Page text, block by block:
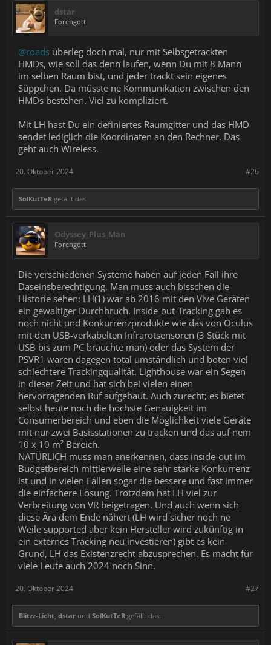
dstar
Forengott
@roads überleg doch mal, nur mit Selbsgetrackten
HMDs, wie soll das denn laufen, wenn Du mit 8 Mann
im selben Raum bist, und jeder trackt sein eigenes
Süppchen. Da müsste ne Kommunikation zwischen den
HMDs bestehen. Viel zu kompliziert.
Mit LH hast Du ein definiertes Raumgitter und das HMD
sendet lediglich die Koordinaten an den Rechner. Das
geht auch Wireless.
#26
20. Oktober 2024
SolKutTeR gefällt das.
Odyssey_Plus_Man
Forengott
Die verschiedenen Systeme haben auf jeden Fall ihre
Daseinsberechtigung. Man muss auch bisschen die
Historie sehen: LH(1) war ab 2016 mit den Vive Geräten
ein gewaltiger Durchbruch. Inside-out-Tracking gab es
noch nicht und Konkurrenzprodukte wie das von Oculus
mit den USB-verkabelten Infrarotsensoren (3 Stück mit
USB bis zum PC brauchte man) oder das System der
PSVR1 waren dagegen total umständlich und boten viel
schlechtere Trackingqualität. Lighthouse war ein Segen
in dieser Zeit und hat sich bei vielen einen
hervorragenden Ruf aufgebaut. Auch zurecht; es bietet
selbst heute noch die höchste Genauigkeit im
Consumerbereich und eben die Möglichkeit viele Geräte
mit nur zwei Basisstationen zu tracken und das auf nem
10 x 10 m² Bereich.
NATÜRLICH muss man anerkennen, dass inside-out im
Budgetbereich mittlerweile eine sehr starke Konkurrenz
ist und in vielen Fällen sogar die bessere und fast immer
die einfachere Lösung. Trotzdem hat LH viel zur
Verbreitung von VR beigetragen. Und auch wenn sich
diese Ära dem Ende nähert (LH wird sicher noch ne
Weile supported aber kein Hersteller wird zukünftig in
ein externes Tracking neu investieren) gibt es kein
Grund, LH das Existenzrecht abzusprechen. Es macht für
viele Leute auch 2024 noch Sinn.
#27
20. Oktober 2024
Blitzz-Licht, dstar und SolKutTeR gefällt das.